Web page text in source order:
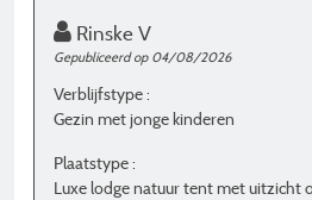
Rinske V
Gepubliceerd op 04/08/2026
Verblijfstype :
Gezin met jonge kinderen
Plaatstype :
Luxe lodge natuur tent met uitzicht